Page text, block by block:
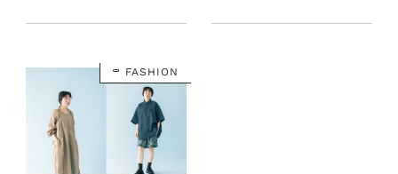
ィンテージコレクションを発
FASHION